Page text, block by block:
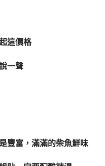
這價格
一聲
豐富，滿滿的柴魚鮮味